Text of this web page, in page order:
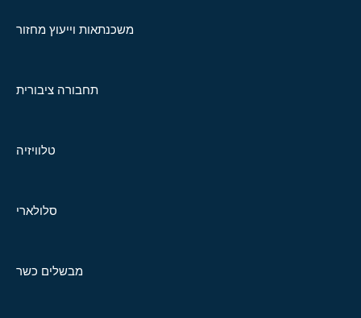
משכנתאות וייעוץ מחזור
תחבורה ציבורית
טלוויזיה
סלולארי
מבשלים כשר